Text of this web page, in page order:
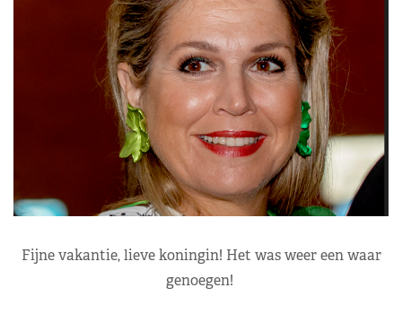
Fijne vakantie, lieve koningin! Het was weer een waar
genoegen!